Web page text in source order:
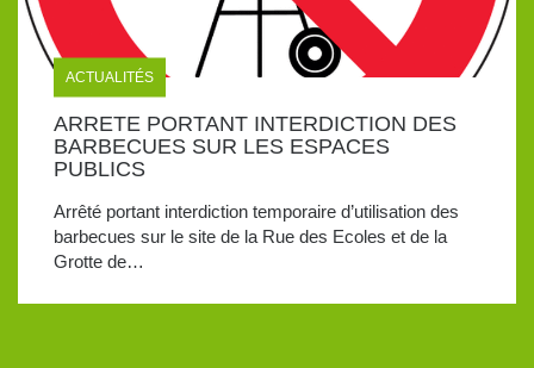
ACTUALITÉS
ARRETE PORTANT INTERDICTION DES
BARBECUES SUR LES ESPACES
PUBLICS
Arrêté portant interdiction temporaire d’utilisation des
barbecues sur le site de la Rue des Ecoles et de la
Grotte de…